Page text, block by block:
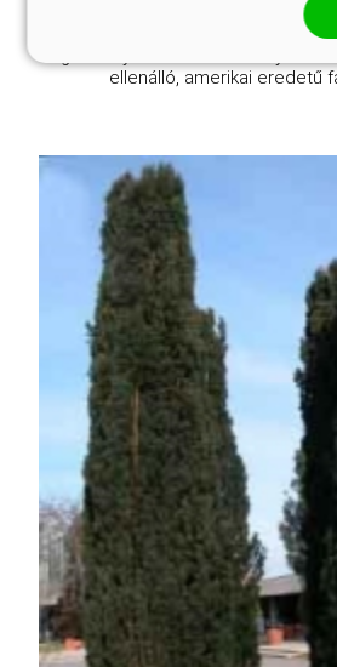
szétterülő, később, ahogy
épülnek, 2 méteres
ellenálló, amerikai eredetű